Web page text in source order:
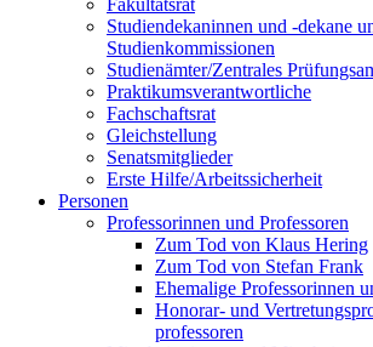
Studiendekaninnen und -dekane
Studienkommissionen
Studienämter/Zentrales
Praktikumsverantwortliche
Fachschaftsrat
Gleichstellung
Senatsmitglieder
Erste Hilfe/Arbeitssicherheit
Personen
Professorinnen und Professoren
Zum Tod von Klaus Hering
Zum Tod von Stefan Frank
Ehemalige Professorinnen
Honorar- und
professoren